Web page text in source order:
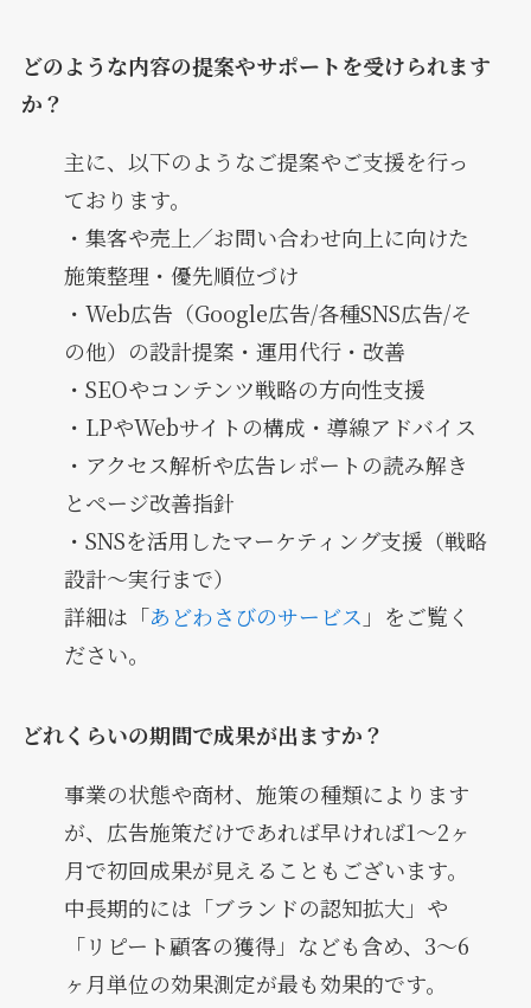
どのような内容の提案やサポートを受けられます
か？
主に、以下のようなご提案やご支援を行っ
ております。
・集客や売上／お問い合わせ向上に向けた
施策整理・優先順位づけ
・Web広告（Google広告/各種SNS広告/そ
の他）の設計提案・運用代行・改善
・SEOやコンテンツ戦略の方向性支援
・LPやWebサイトの構成・導線アドバイス
・アクセス解析や広告レポートの読み解き
とページ改善指針
・SNSを活用したマーケティング支援（戦略
設計〜実行まで）
詳細は「あどわさびのサービス 」をご覧く
ださい。
どれくらいの期間で成果が出ますか？
事業の状態や商材、施策の種類によります
が、広告施策だけであれば早ければ1〜2ヶ
月で初回成果が見えることもございます。
中長期的には「ブランドの認知拡大」や
「リピート顧客の獲得」なども含め、3〜6
ヶ月単位の効果測定が最も効果的です。